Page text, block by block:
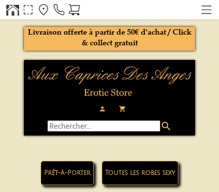
person local_grocery_store
Livraison offerte à partir de 50€ d'achat / Click
& collect gratuit
search
Prêt-à-Porter Toutes les robes sexy